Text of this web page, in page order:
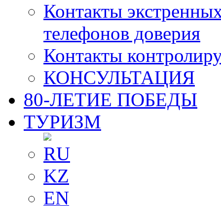
Контакты
телефонов доверия
Контакты
КОНСУЛЬТАЦИЯ
80-ЛЕТИЕ ПОБЕДЫ
ТУРИЗМ
RU
KZ
EN